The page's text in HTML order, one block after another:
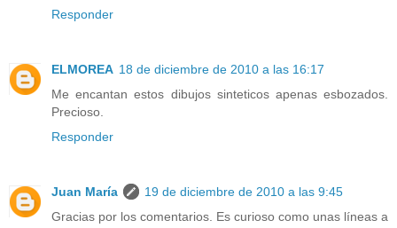
Responder
ELMOREA 18 de diciembre de 2010 a las 16:17
Me encantan estos dibujos sinteticos apenas esbozados.
Precioso.
Responder
Juan María
19 de diciembre de 2010 a las 9:45
Gracias por los comentarios. Es curioso como unas líneas a